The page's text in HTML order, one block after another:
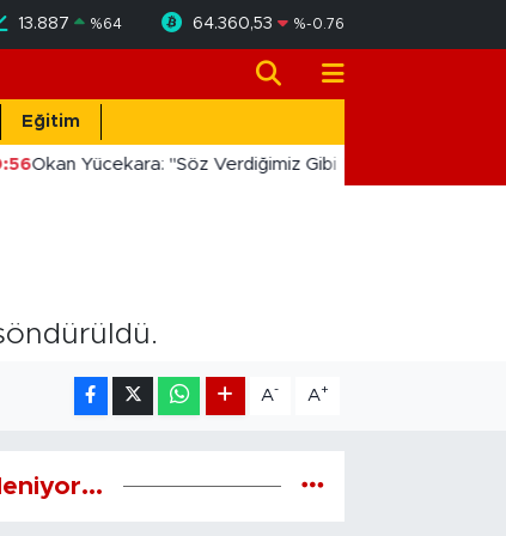
13.887 %64 64.360,53 %-0.76
Eğitim
Okan Yücekara: "Söz Verdiğimiz Gibi Masada Değil,
A- A+